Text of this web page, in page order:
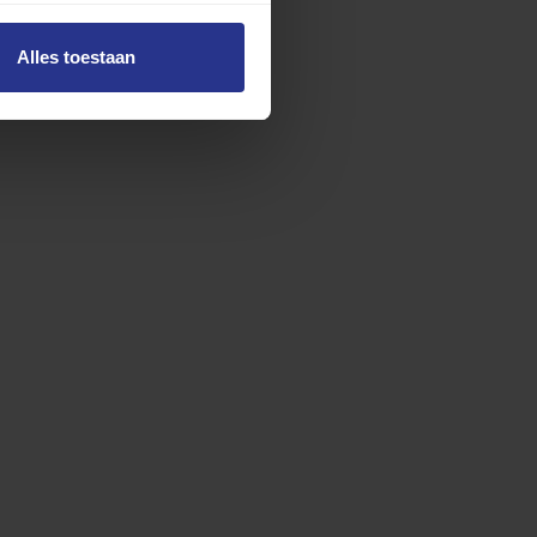
Alles toestaan